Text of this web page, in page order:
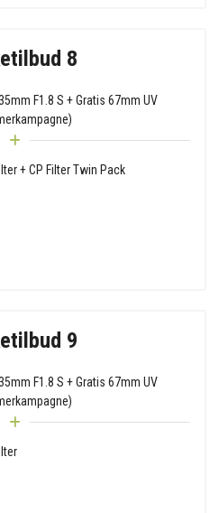
8
F1.8 S + Gratis 67mm UV
+ CP Filter Twin Pack
9
F1.8 S + Gratis 67mm UV